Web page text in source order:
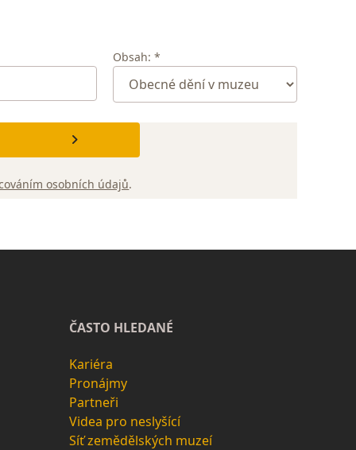
Obsah: *
osobních údajů.
ČASTO HLEDANÉ
Kariéra
Pronájmy
Partneři
Videa pro neslyšící
Síť zemědělských muzeí